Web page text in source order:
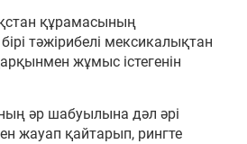
құрамасының
тәжірибелі мексикалықтан
жұмыс істегенін
әр шабуылына дәл әрі
жауап қайтарып, рингте